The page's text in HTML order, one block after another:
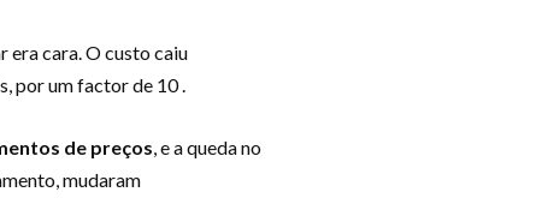
era cara. O custo caiu
por um factor de 10 .
de preços, e a queda no
mudaram